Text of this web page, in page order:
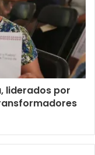
liderados por